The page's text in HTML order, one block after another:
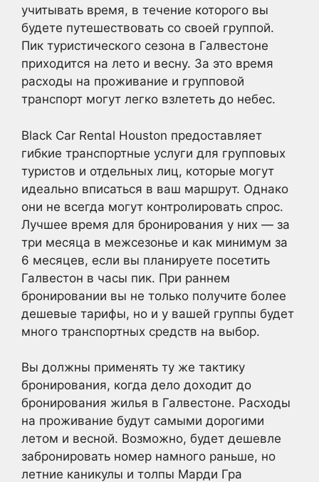
учитывать время, в течение которого вы
будете путешествовать со своей группой.
Пик туристического сезона в Галвестоне
приходится на лето и весну. За это время
расходы на проживание и групповой
транспорт могут легко взлететь до небес.
Black Car Rental Houston предоставляет
гибкие транспортные услуги для групповых
туристов и отдельных лиц, которые могут
идеально вписаться в ваш маршрут. Однако
они не всегда могут контролировать спрос.
Лучшее время для бронирования у них — за
три месяца в межсезонье и как минимум за
6 месяцев, если вы планируете посетить
Галвестон в часы пик. При раннем
бронировании вы не только получите более
дешевые тарифы, но и у вашей группы будет
много транспортных средств на выбор.
Вы должны применять ту же тактику
бронирования, когда дело доходит до
бронирования жилья в Галвестоне. Расходы
на проживание будут самыми дорогими
летом и весной. Возможно, будет дешевле
забронировать номер намного раньше, но
летние каникулы и толпы Марди Гра